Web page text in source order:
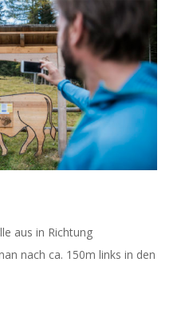
aus in Richtung
nach ca. 150m links in den